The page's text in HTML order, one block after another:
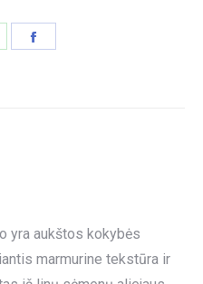
yra aukštos kokybės
marmurine tekstūra ir